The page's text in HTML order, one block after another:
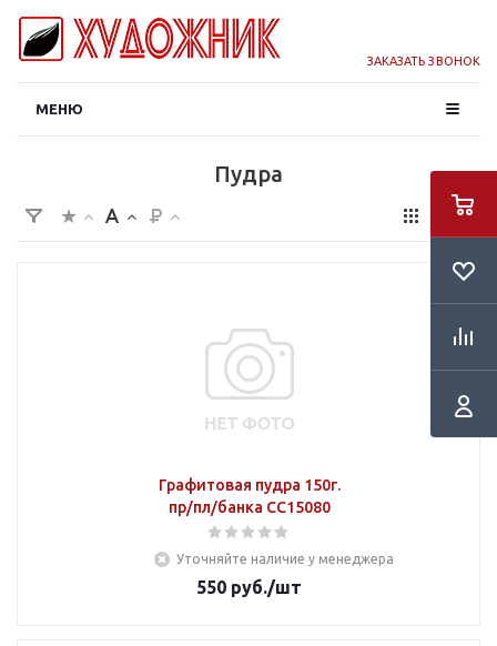
ЗАКАЗАТЬ ЗВОНОК
МЕНЮ
Пудра
Графитовая пудра 150г.
пр/пл/банка СС15080
Уточняйте наличие у менеджера
550 руб./шт